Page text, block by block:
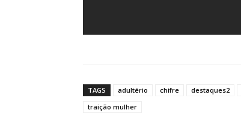
TAGS adultério chifre destaques2
traição mulher